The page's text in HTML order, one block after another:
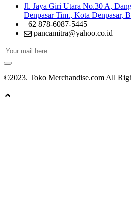
Jl. Jaya Giri Utara No.30 A,
Denpasar Tim., Kota Denpasar,
+62 878-6087-5445
pancamitra@yahoo.co.id
©2023. Toko Merchandise.com All